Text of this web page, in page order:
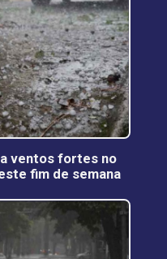
ventos fortes no
fim de semana